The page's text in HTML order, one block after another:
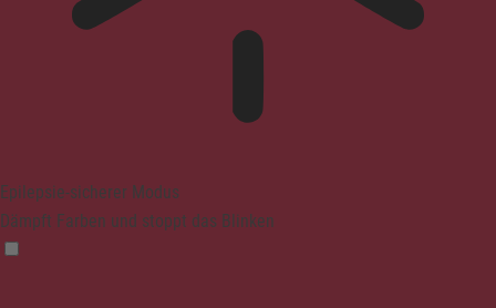
Epilepsie-sicherer Modus
Dämpft Farben und stoppt das Blinken